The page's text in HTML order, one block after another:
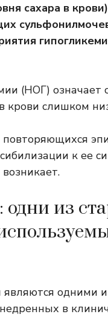
сахара в
(НОГ) означает
крови слишком
к ее
из
одними
в